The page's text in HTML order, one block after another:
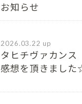
お知らせ
2026.03.22 up
タヒチヴァカン
感想を頂きまし